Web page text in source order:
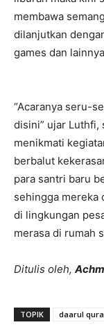
membawa
dilanjutkan
games dan
“Acaranya seru-
disini” ujar Luthfi,
menikmati
berbalut
para santri baru
sehingga mereka
di lingkungan
merasa di rumah
Ditulis oleh,
TOPIK daarul